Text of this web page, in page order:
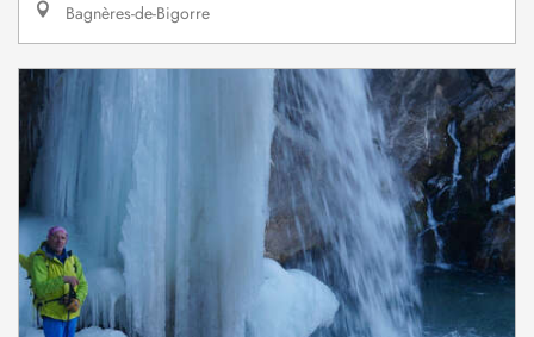
Bagnères-de-Bigorre